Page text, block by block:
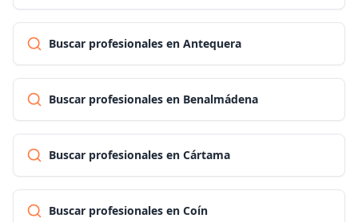
Buscar profesionales en Antequera
Buscar profesionales en Benalmádena
Buscar profesionales en Cártama
Buscar profesionales en Coín